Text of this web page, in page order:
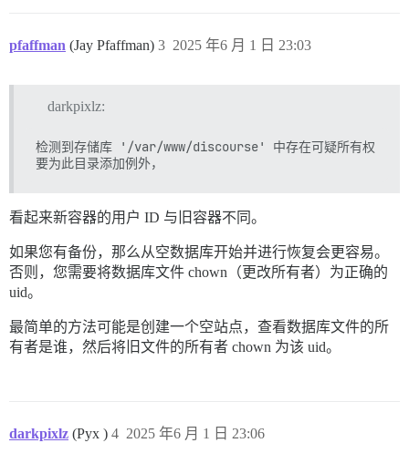
pfaffman (Jay Pfaffman) 2025 年6 月 1 日 23:03
3
darkpixlz:
检测到存储库 '/var/www/discourse' 中存在可疑所有权
看起来新容器的用户 ID 与旧容器不同。
如果您有备份，那么从空数据库开始并进行恢复会更容易。
否则，您需要将数据库文件 chown（更改所有者）为正确的
uid。
最简单的方法可能是创建一个空站点，查看数据库文件的所
有者是谁，然后将旧文件的所有者 chown 为该 uid。
darkpixlz (Pyx ) 2025 年6 月 1 日 23:06
4